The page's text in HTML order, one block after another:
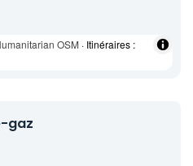
OSM · Itinéraires :
gaz